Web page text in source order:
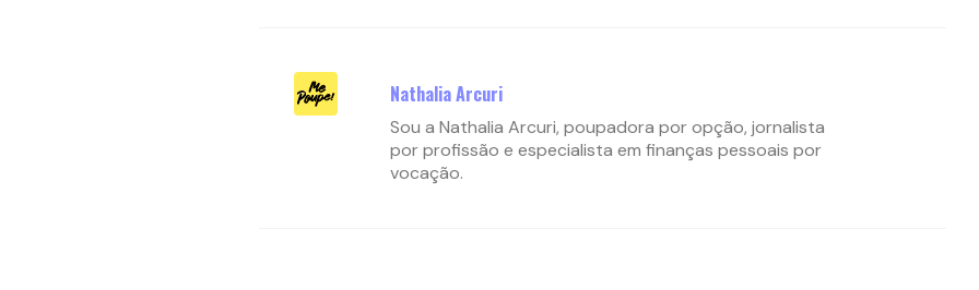
Nathalia Arcuri
Sou a Nathalia Arcuri, poupadora por opção, jornalista
por profissão e especialista em finanças pessoais por
vocação.